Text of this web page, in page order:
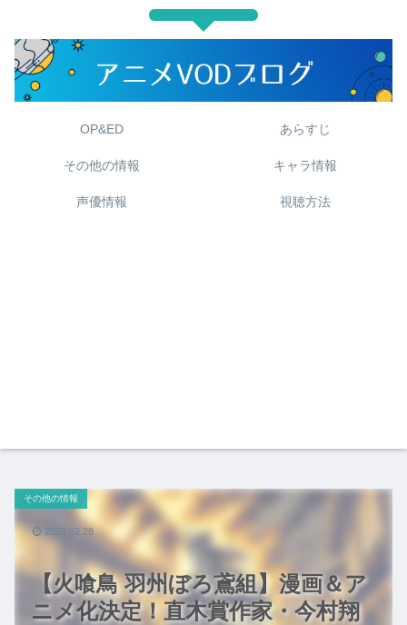
OP&ED あらすじ
その他の情報 キャラ情報
声優情報 視聴方法
【火喰鳥 羽州ぼろ鳶組】漫画＆ア
ニメ化決定！直木賞作家・今村翔
その他の情報
2025.02.28